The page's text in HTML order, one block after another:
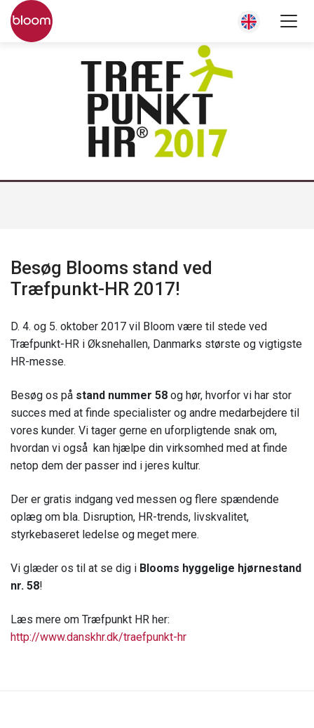
Besøg Blooms stand ved
Træfpunkt-HR 2017!
D. 4. og 5. oktober 2017 vil Bloom være til stede ved
Træfpunkt-HR i Øksnehallen, Danmarks største og vigtigste
HR-messe.
Besøg os på stand nummer 58 og hør, hvorfor vi har stor
succes med at finde specialister og andre medarbejdere til
vores kunder. Vi tager gerne en uforpligtende snak om,
hvordan vi også kan hjælpe din virksomhed med at finde
netop dem der passer ind i jeres kultur.
Der er gratis indgang ved messen og flere spændende
oplæg om bla. Disruption, HR-trends, livskvalitet,
styrkebaseret ledelse og meget mere.
Vi glæder os til at se dig i Blooms hyggelige hjørnestand
nr. 58!
Læs mere om Træfpunkt HR her:
http://www.danskhr.dk/traefpunkt-hr